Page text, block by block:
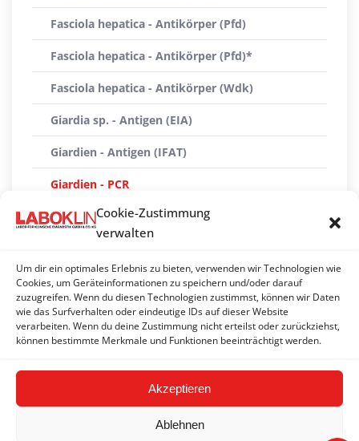
Cookie-Zustimmung
verwalten
Um dir ein optimales Erlebnis zu bieten, verwenden wir Technologien wie
Cookies, um Geräteinformationen zu speichern und/oder darauf
zuzugreifen. Wenn du diesen Technologien zustimmst, können wir Daten
wie das Surfverhalten oder eindeutige IDs auf dieser Website
verarbeiten. Wenn du deine Zustimmung nicht erteilst oder zurückziehst,
können bestimmte Merkmale und Funktionen beeinträchtigt werden.
Akzeptieren
Ablehnen
Fasciola hepatica - Antikörper (Pfd)
Fasciola hepatica - Antikörper (Pfd)*
Fasciola hepatica - Antikörper (Wdk)
Giardia sp. - Antigen (EIA)
Giardien - Antigen (IFAT)
Giardien - PCR
Nosema - Mikroskopie
Ostertagia ostertagi - Antikörper
Toxoplasma gondii - PCR
Tritrichomonas foetus/blagburni - PCR